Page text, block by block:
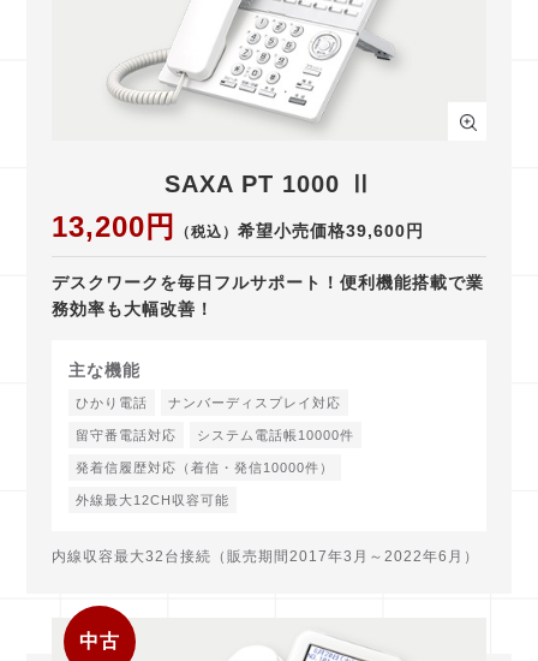
SAXA PT 1000 Ⅱ
13,200円 （税込） 希望小売価格39,600円
デスクワークを毎日フルサポート！便利機能搭載で業
務効率も大幅改善！
主な機能
ひかり電話 ナンバーディスプレイ対応
留守番電話対応 システム電話帳10000件
発着信履歴対応（着信・発信10000件）
外線最大12CH収容可能
内線収容最大32台接続（販売期間2017年3月～2022年6月）
中古